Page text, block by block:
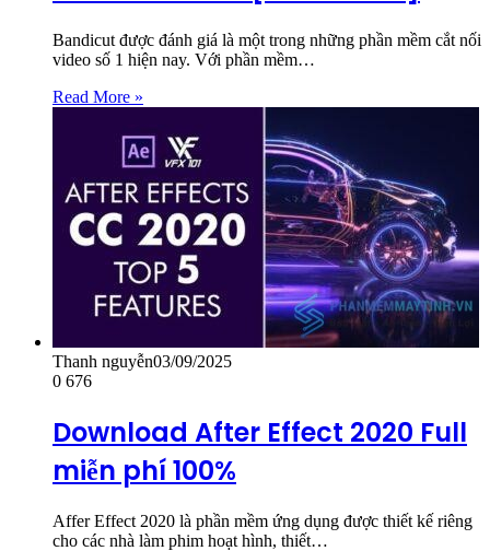
Bandicut được đánh giá là một trong những phần mềm cắt nối
video số 1 hiện nay. Với phần mềm…
Read More »
Thanh nguyễn03/09/2025
0 676
Download After Effect 2020 Full
miễn phí 100%
Affer Effect 2020 là phần mềm ứng dụng được thiết kế riêng
cho các nhà làm phim hoạt hình, thiết…